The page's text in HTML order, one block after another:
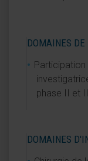
DOMAINES DE
phase II et
DOMAINES